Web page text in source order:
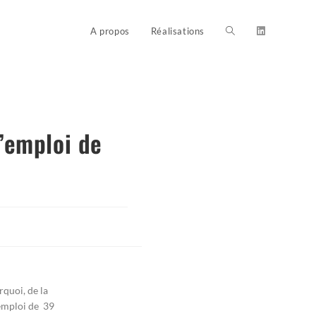
A propos Réalisations
de
de la
de 39